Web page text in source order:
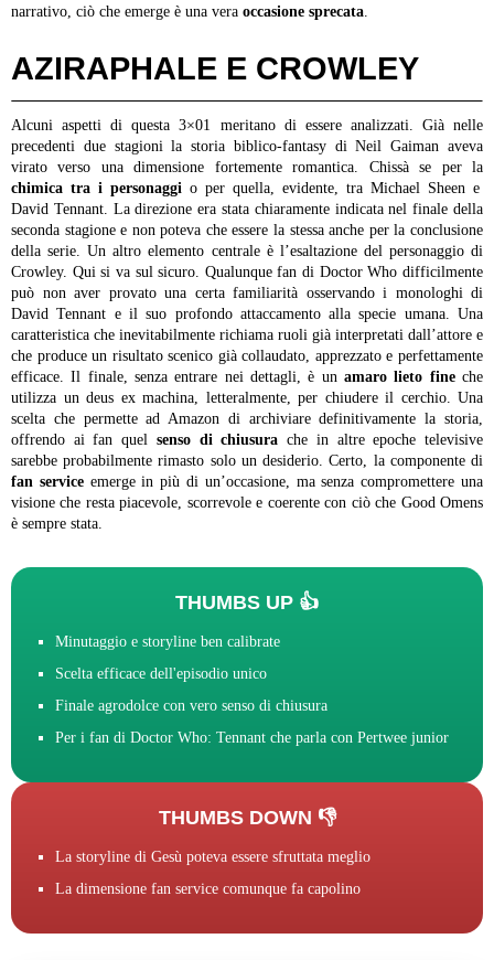
narrativo, ciò che emerge è una vera occasione sprecata.
AZIRAPHALE E CROWLEY
Alcuni aspetti di questa 3×01 meritano di essere analizzati. Già nelle
precedenti due stagioni la storia biblico-fantasy di Neil Gaiman aveva
virato verso una dimensione fortemente romantica. Chissà se per la
chimica tra i personaggi o per quella, evidente, tra Michael Sheen e
David Tennant. La direzione era stata chiaramente indicata nel finale della
seconda stagione e non poteva che essere la stessa anche per la conclusione
della serie. Un altro elemento centrale è l’esaltazione del personaggio di
Crowley. Qui si va sul sicuro. Qualunque fan di Doctor Who difficilmente
può non aver provato una certa familiarità osservando i monologhi di
David Tennant e il suo profondo attaccamento alla specie umana. Una
caratteristica che inevitabilmente richiama ruoli già interpretati dall’attore e
che produce un risultato scenico già collaudato, apprezzato e perfettamente
efficace. Il finale, senza entrare nei dettagli, è un amaro lieto fineche
utilizza un deus ex machina, letteralmente, per chiudere il cerchio. Una
scelta che permette ad Amazon di archiviare definitivamente la storia,
offrendo ai fan quel senso di chiusura che in altre epoche televisive
sarebbe probabilmente rimasto solo un desiderio. Certo, la componente di
fan serviceemerge in più di un’occasione, ma senza compromettere una
visione che resta piacevole, scorrevole e coerente con ciò che Good Omens
è sempre stata.
THUMBS UP 👍
Minutaggio e storyline ben calibrate
Scelta efficace dell'episodio unico
Finale agrodolce con vero senso di chiusura
Per i fan di Doctor Who: Tennant che parla con Pertwee junior
THUMBS DOWN 👎
La storyline di Gesù poteva essere sfruttata meglio
La dimensione fan service comunque fa capolino